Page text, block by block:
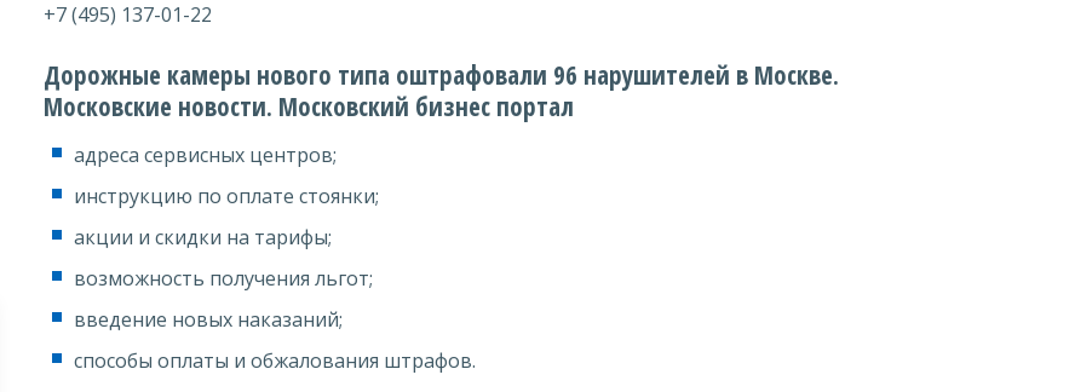
+7 (495) 137-01-22
Дорожные камеры нового типа оштрафовали 96 нарушителей в Москве.
Московские новости. Московский бизнес портал
адреса сервисных центров;
инструкцию по оплате стоянки;
акции и скидки на тарифы;
возможность получения льгот;
введение новых наказаний;
способы оплаты и обжалования штрафов.